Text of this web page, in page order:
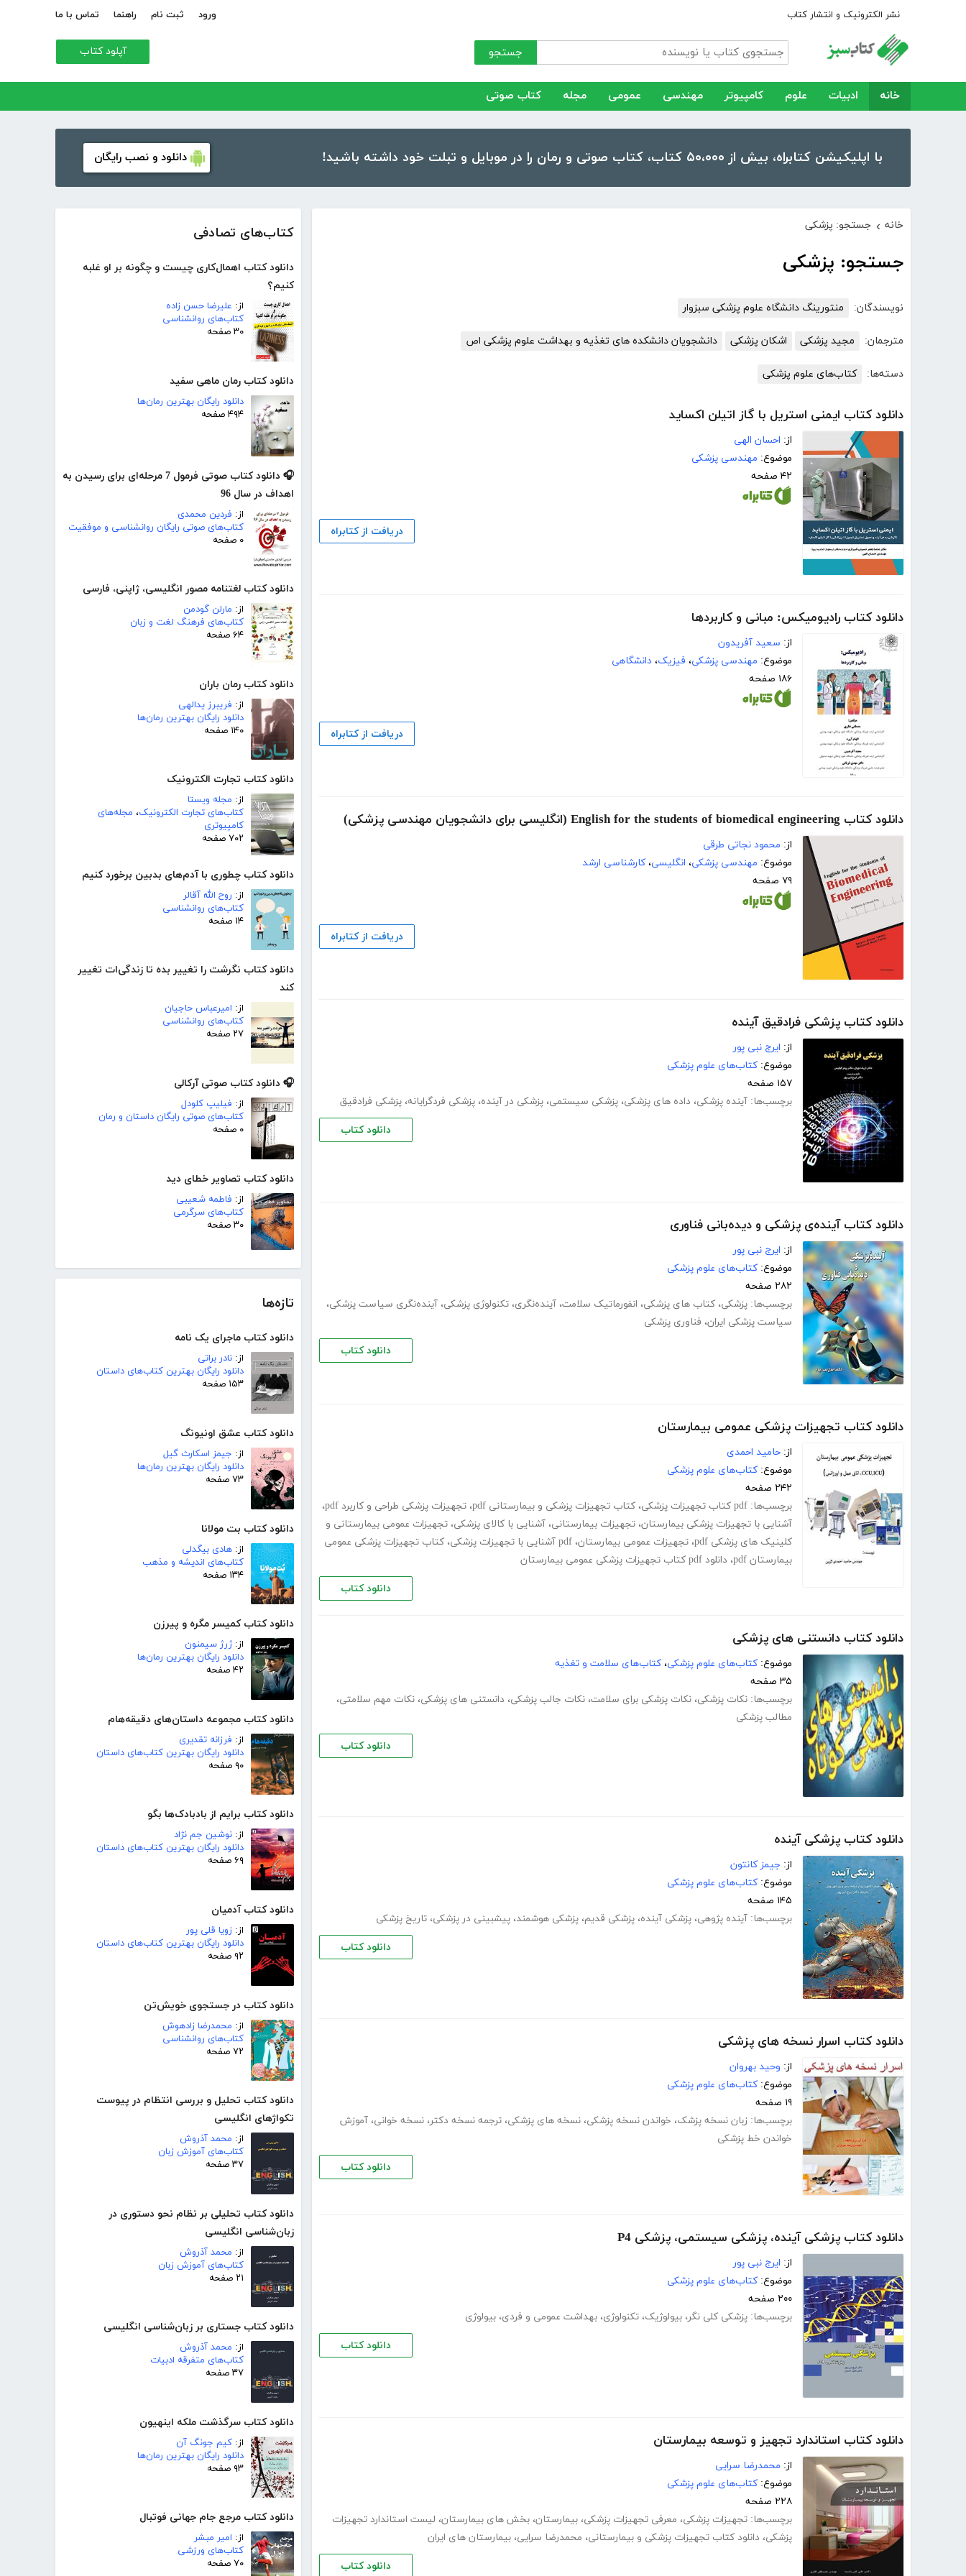
نشر الکترونیک و انتشار کتاب ورود ثبت نام راهنما تماس با ما
جستجو آپلود کتاب
خانه ادبیات علوم کامپیوتر مهندسی عمومی مجله کتاب صوتی
با اپلیکیشن کتابراه، بیش از ۵۰،۰۰۰ کتاب، کتاب صوتی و رمان را در موبایل و تبلت خود داشته باشید! دانلود و نصب رایگان
کتاب‌های تصادفی
دانلود کتاب اهمال‌کاری چیست و چگونه بر او غلبه
کنیم؟
از: علیرضا حسن زاده
کتاب‌های روانشناسی
۳۰ صفحه
دانلود کتاب رمان ماهی سفید
دانلود رایگان بهترین رمان‌ها
۴۹۴ صفحه
🎧 دانلود کتاب صوتی فرمول 7 مرحله‌ای برای رسیدن به
اهداف در سال 96
از: فردین محمدی
کتاب‌های صوتی رایگان روانشناسی و موفقیت
۰ صفحه
دانلود کتاب لغتنامه مصور انگلیسی، ژاپنی، فارسی
از: مارلن گودمن
کتاب‌های فرهنگ لغت و زبان
۶۴ صفحه
دانلود کتاب رمان باران
از: فریبرز یدالهی
دانلود رایگان بهترین رمان‌ها
۱۴۰ صفحه
دانلود کتاب تجارت الکترونیک
از: مجله ویستا
کتاب‌های تجارت الکترونیک، مجله‌های
کامپیوتری
۷۰۲ صفحه
دانلود کتاب چطوری با آدم‌های بدبین برخورد کنیم
از: روح الله آقالر
کتاب‌های روانشناسی
۱۴ صفحه
دانلود کتاب نگرشت را تغییر بده تا زندگی‌ات تغییر
کند
از: امیرعباس حاجیان
کتاب‌های روانشناسی
۲۷ صفحه
🎧 دانلود کتاب صوتی آرکالی
از: فیلیپ کلودل
کتاب‌های صوتی رایگان داستان و رمان
۰ صفحه
دانلود کتاب تصاویر خطای دید
از: فاطمه شعیبی
کتاب‌های سرگرمی
۳۰ صفحه
تازه‌ها
دانلود کتاب ماجرای یک نامه
از: نادر براتی
دانلود رایگان بهترین کتاب‌های داستان
۱۵۳ صفحه
دانلود کتاب عشق اونیونگ
از: جیمز اسکارث گیل
دانلود رایگان بهترین رمان‌ها
۷۳ صفحه
دانلود کتاب بت مولانا
از: هادی بیگدلی
کتاب‌های اندیشه و مذهب
۱۳۴ صفحه
دانلود کتاب کمیسر مگره و پیرزن
از:ژرژ سیمنون
دانلود رایگان بهترین رمان‌ها
۴۲ صفحه
دانلود کتاب مجموعه داستان‌های دقیقه‌هام
از: فرزانه تقدیری
دانلود رایگان بهترین کتاب‌های داستان
۹۰ صفحه
دانلود کتاب برایم از بادبادک‌ها بگو
از: نوشین جم نژاد
دانلود رایگان بهترین کتاب‌های داستان
۶۹ صفحه
دانلود کتاب آدمیان
از: زویا قلی پور
دانلود رایگان بهترین کتاب‌های داستان
۹۲ صفحه
دانلود کتاب در جستجوی خویش‌تن
از: محمدرضا زادهوش
کتاب‌های روانشناسی
۷۲ صفحه
دانلود کتاب تحلیل و بررسی انتظام در پیوست
تکواژهای انگلیسی
از: محمد آذروش
کتاب‌های آموزش زبان
۳۷ صفحه
دانلود کتاب تحلیلی بر نظام نحو دستوری در
زبان‌شناسی انگلیسی
از: محمد آذروش
کتاب‌های آموزش زبان
۲۱ صفحه
دانلود کتاب جستاری بر زبان‌شناسی انگلیسی
از: محمد آذروش
کتاب‌های متفرقه ادبیات
۳۷ صفحه
دانلود کتاب سرگذشت ملکه اینهیون
از: کیم جونگ آن
دانلود رایگان بهترین رمان‌ها
۹۳ صفحه
دانلود کتاب مرجع جام جهانی فوتبال
از: امیر مبشر
کتاب‌های ورزشی
۷۰ صفحه
خانه › جستجو: پزشکی
جستجو: پزشکی
نویسندگان: منتورینگ دانشگاه علوم پزشکی سبزوار
مترجمان: مجید پزشکی اشکان پزشکی دانشجویان دانشکده های تغذیه و بهداشت علوم پزشکی اص
دسته‌ها: کتاب‌های علوم پزشکی
دانلود کتاب ایمنی استریل با گاز اتیلن‌ اکساید
از: احسان الهی
موضوع: مهندسی پزشکی
۴۲ صفحه
دریافت از کتابراه
دانلود کتاب رادیومیکس: مبانی و کاربردها
از: سعید آفریدون
موضوع: مهندسی پزشکی، فیزیک، دانشگاهی
۱۸۶ صفحه
دریافت از کتابراه
دانلود کتاب English for the students of biomedical engineering (انگلیسی برای دانشجویان مهندسی پزشکی)
از: محمود نجاتی طرقی
موضوع: مهندسی پزشکی، انگلیسی، کارشناسی ارشد
۷۹ صفحه
دریافت از کتابراه
دانلود کتاب پزشکی فرادقیق آینده
از: ایرج نبی پور
موضوع: کتاب‌های علوم پزشکی
۱۵۷ صفحه
برچسب‌ها: آینده پزشکی، داده های پزشکی، پزشکی سیستمی، پزشکی در آینده، پزشکی فردگرایانه، پزشکی فرادقیق
دانلود کتاب
دانلود کتاب آینده‌ی پزشکی و دیده‌بانی فناوری
از: ایرج نبی پور
موضوع: کتاب‌های علوم پزشکی
۲۸۲ صفحه
برچسب‌ها: پزشکی، کتاب های پزشکی، انفورماتیک سلامت، آینده‌نگری، تکنولوژی پزشکی، آینده‌نگری سیاست پزشکی،
سیاست پزشکی ایران، فناوری پزشکی
دانلود کتاب
دانلود کتاب تجهیزات پزشکی عمومی بیمارستان
از: حامید احمدی
موضوع: کتاب‌های علوم پزشکی
۲۴۲ صفحه
برچسب‌ها: pdf کتاب تجهیزات پزشکی ، کتاب تجهیزات پزشکی و بیمارستانی pdf ، تجهیزات پزشکی طراحی و کاربرد pdf
،
آشنایی با تجهیزات پزشکی بیمارستان، تجهیزات بیمارستانی، آشنایی با کالای پزشکی، تجهیزات عمومی بیمارستانی و
کلینیک های پزشکی pdf
، تجهیزات عمومی بیمارستان، pdf آشنایی با تجهیزات پزشکی ، کتاب تجهیزات پزشکی عمومی
بیمارستان pdf
، دانلود pdf کتاب تجهیزات پزشکی عمومی بیمارستان
دانلود کتاب
دانلود کتاب دانستنی های پزشکی
موضوع: کتاب‌های علوم پزشکی، کتاب‌های سلامت و تغذیه
۳۵ صفحه
برچسب‌ها: نکات پزشکی، نکات پزشکی برای سلامت، نکات جالب پزشکی، دانستنی های پزشکی، نکات مهم سلامتی،
مطالب پزشکی
دانلود کتاب
دانلود کتاب پزشکی آینده
از: جیمز کانتون
موضوع: کتاب‌های علوم پزشکی
۱۴۵ صفحه
برچسب‌ها: آینده پژوهی، پزشکی آینده، پزشکی قدیم، پزشکی هوشمند، پیشبینی در پزشکی، تاریخ پزشکی
دانلود کتاب
دانلود کتاب اسرار نسخه های پزشکی
از: وحید بهروان
موضوع: کتاب‌های علوم پزشکی
۱۹ صفحه
برچسب‌ها: زبان نسخه پزشک، خواندن نسخه پزشکی، نسخه های پزشکی، ترجمه نسخه دکتر، نسخه خوانی، آموزش
خواندن خط پزشکی
دانلود کتاب
دانلود کتاب پزشکی آینده، پزشکی سیستمی، پزشکی P4
از: ایرج نبی پور
موضوع: کتاب‌های علوم پزشکی
۲۰۰ صفحه
برچسب‌ها: پزشکی کلی نگر، بیولوژیک، تکنولوژی، بهداشت عمومی و فردی، بیولوژی
دانلود کتاب
دانلود کتاب استاندارد تجهیز و توسعه بیمارستان
از: محمدرضا سرایی
موضوع: کتاب‌های علوم پزشکی
۲۲۸ صفحه
برچسب‌ها: تجهیزات پزشکی، معرفی تجهیزات پزشکی، بیمارستان، بخش های بیمارستان، لیست استاندارد تجهیزات
پزشکی، دانلود کتاب تجهیزات پزشکی و بیمارستانی، محمدرضا سرایی، بیمارستان های ایران
دانلود کتاب